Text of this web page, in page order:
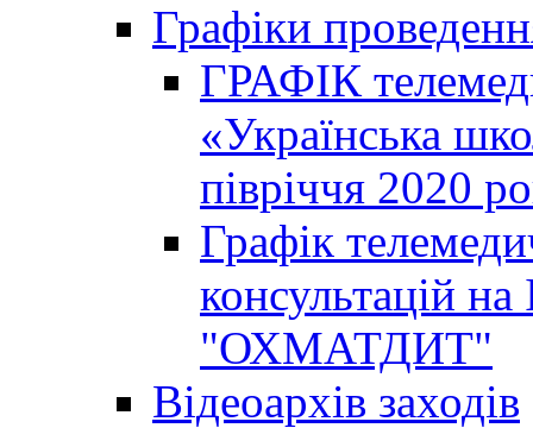
Графіки
ГРАФІК
«Українська
півріччя 2020
Графік
консультацій
"ОХМАТДИТ"
Відеоархів заходів